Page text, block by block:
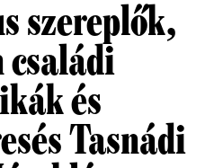
szereplők,
családi
és
Tasnádi